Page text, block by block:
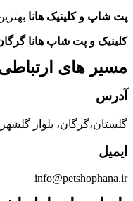
پت شاپ و کلینیک هانا
کلینیک و پت شاپ هانا
مسیر های
آدرس
گلستان،گرگان، بلوار گلشهر،
ایمیل
info@petshophana.ir